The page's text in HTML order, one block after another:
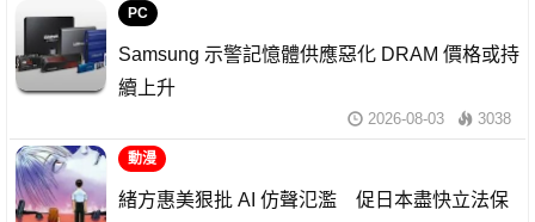
PC
Samsung 示警記憶體供應惡化 DRAM 價格或持
續上升
2026-08-03 3038
動漫
緒方惠美狠批 AI 仿聲氾濫 促日本盡快立法保